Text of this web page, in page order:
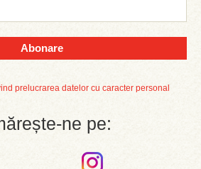
Abonare
prelucrarea datelor cu caracter personal
ne pe: